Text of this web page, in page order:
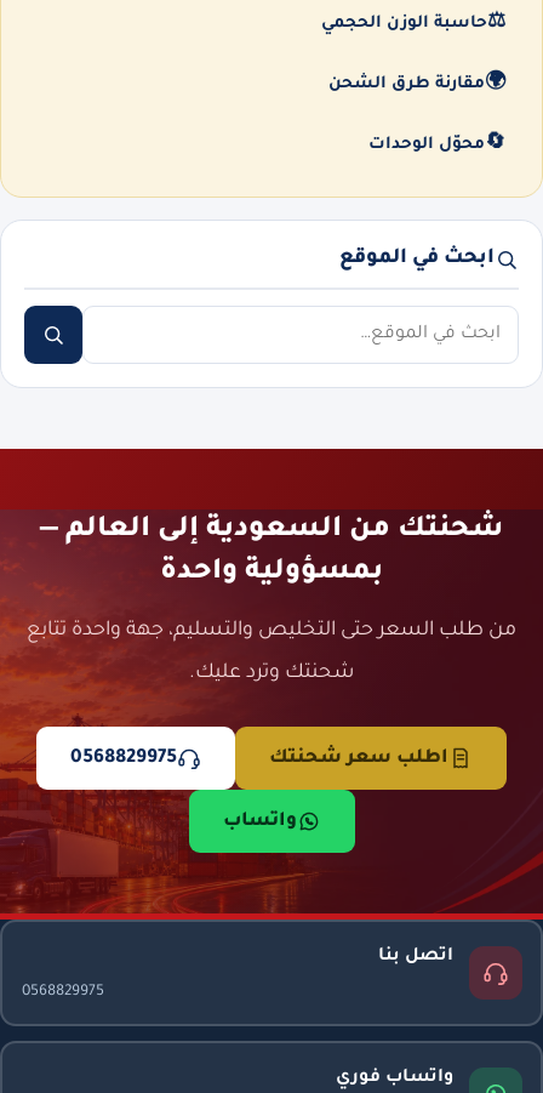
⚖️حاسبة الوزن الحجمي
🌍مقارنة طرق الشحن
🔄 محوّل الوحدات
ابحث في الموقع
ابحث
شحنتك من السعودية إلى العالم —
بمسؤولية واحدة
من طلب السعر حتى التخليص والتسليم، جهة واحدة تتابع
شحنتك وترد عليك.
اطلب سعر شحنتك 0568829975
واتساب
اتصل بنا
0568829975
واتساب فوري